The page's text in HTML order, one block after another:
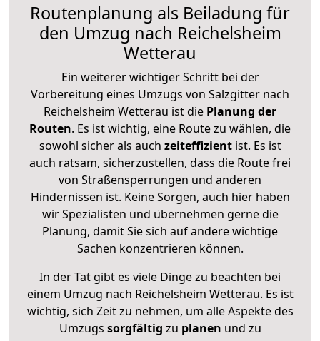
Routenplanung als Beiladung für
den Umzug nach Reichelsheim
Wetterau
Ein weiterer wichtiger Schritt bei der
Vorbereitung eines Umzugs von Salzgitter nach
Reichelsheim Wetterau ist die Planung der
Routen. Es ist wichtig, eine Route zu wählen, die
sowohl sicher als auch zeiteffizientist. Es ist
auch ratsam, sicherzustellen, dass die Route frei
von Straßensperrungen und anderen
Hindernissen ist. Keine Sorgen, auch hier haben
wir Spezialisten und übernehmen gerne die
Planung, damit Sie sich auf andere wichtige
Sachen konzentrieren können.
In der Tat gibt es viele Dinge zu beachten bei
einem Umzug nach Reichelsheim Wetterau. Es ist
wichtig, sich Zeit zu nehmen, um alle Aspekte des
Umzugs sorgfältig zu planen und zu